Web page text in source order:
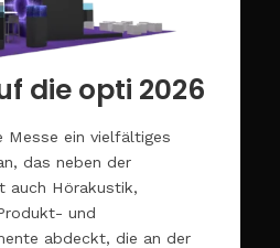
die opti 2026
Messe ein vielfältiges
das neben der
auch Hörakustik,
und
abdeckt, die an der